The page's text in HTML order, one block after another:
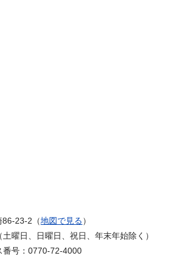
23-2（地図で見る）
曜日、日曜日、祝日、年末年始除く）
番号：0770-72-4000